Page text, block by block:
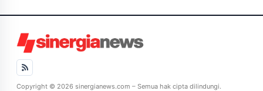
Copyright © 2026 sinergianews.com – Semua hak cipta dilindungi.